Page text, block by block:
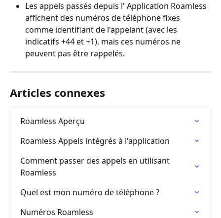
Les appels passés depuis l' Application Roamless
affichent des numéros de téléphone fixes
comme identifiant de l'appelant (avec les
indicatifs +44 et +1), mais ces numéros ne
peuvent pas être rappelés.
Articles connexes
Roamless Aperçu
Roamless Appels intégrés à l'application
Comment passer des appels en utilisant
Roamless
Quel est mon numéro de téléphone ?
Numéros Roamless